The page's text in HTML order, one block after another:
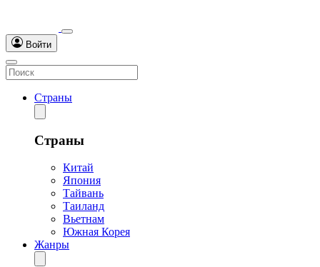
Войти
Страны
Страны
Китай
Япония
Тайвань
Таиланд
Вьетнам
Южная Корея
Жанры